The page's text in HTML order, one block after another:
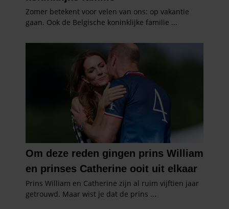
partners voor social media, adverteren en analyse. Deze
partners kunnen deze gegevens combineren met andere
informatie die u aan ze heeft verstrekt of die ze hebben
verzameld op basis van uw gebruik van hun services. U
gaat akkoord met onze cookies als u onze website blijft